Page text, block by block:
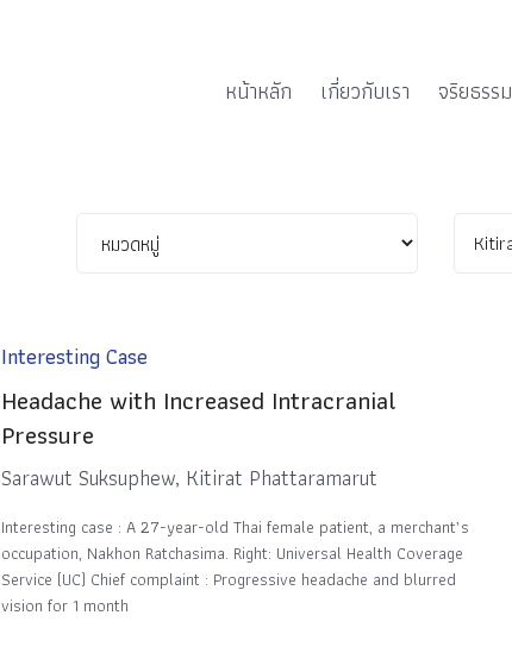
หน้าหลัก เกี่ยวกับเรา จริยธรรม
Interesting Case
Headache with Increased Intracranial
Pressure
Sarawut Suksuphew, Kitirat Phattaramarut
Interesting case : A 27-year-old Thai female patient, a merchant’s
occupation, Nakhon Ratchasima. Right: Universal Health Coverage
Service (UC) Chief complaint : Progressive headache and blurred
vision for 1 month